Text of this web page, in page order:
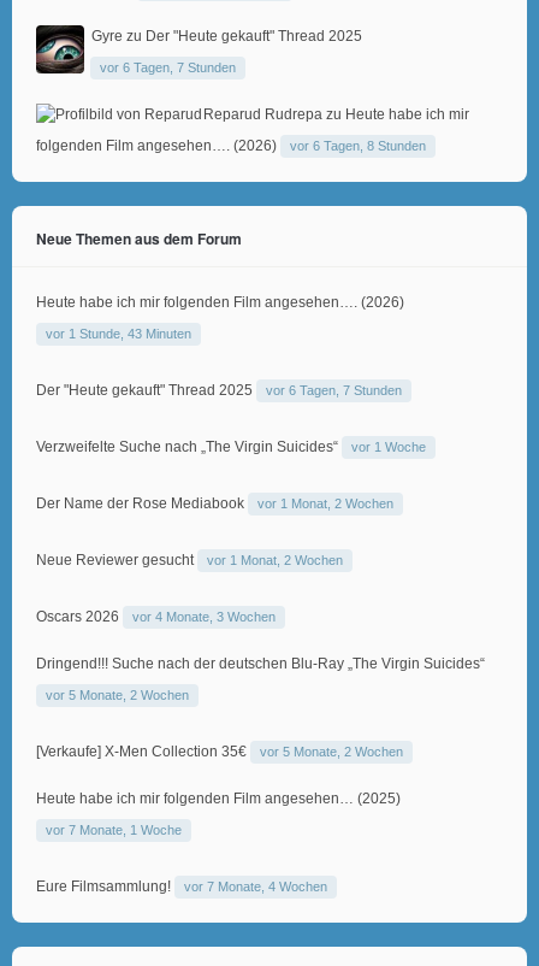
Gyre zu Der "Heute gekauft" Thread 2025
vor 6 Tagen, 7 Stunden
Reparud Rudrepa zu Heute habe ich mir
folgenden Film angesehen…. (2026)
vor 6 Tagen, 8 Stunden
Neue Themen aus dem Forum
Heute habe ich mir folgenden Film angesehen…. (2026)
vor 1 Stunde, 43 Minuten
Der "Heute gekauft" Thread 2025 vor 6 Tagen, 7 Stunden
Verzweifelte Suche nach „The Virgin Suicides“ vor 1 Woche
Der Name der Rose Mediabook vor 1 Monat, 2 Wochen
Neue Reviewer gesucht vor 1 Monat, 2 Wochen
Oscars 2026 vor 4 Monate, 3 Wochen
Dringend!!! Suche nach der deutschen Blu-Ray „The Virgin Suicides“
vor 5 Monate, 2 Wochen
[Verkaufe] X-Men Collection 35€ vor 5 Monate, 2 Wochen
Heute habe ich mir folgenden Film angesehen… (2025)
vor 7 Monate, 1 Woche
Eure Filmsammlung! vor 7 Monate, 4 Wochen